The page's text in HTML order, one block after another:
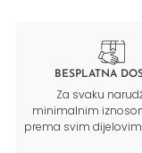
BESPLATNA
Za svaku
minimalnim
prema svim